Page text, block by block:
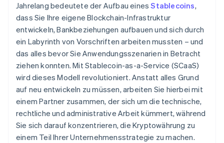
Smart Contracts und Betriebssicherheit
Laufendes Risikomanagement
Jahrelang bedeutete der Aufbau einesStablecoins,
dass Sie Ihre eigene Blockchain-Infrastruktur
entwickeln, Bankbeziehungen aufbauen und sich durch
ein Labyrinth von Vorschriften arbeiten mussten – und
das alles bevor Sie Anwendungsszenarien in Betracht
ziehen konnten. Mit Stablecoin-as-a-Service (SCaaS)
wird dieses Modell revolutioniert. Anstatt alles Grund
auf neu entwickeln zu müssen, arbeiten Sie hierbei mit
einem Partner zusammen, der sich um die technische,
rechtliche und administrative Arbeit kümmert, während
Sie sich darauf konzentrieren, die Kryptowährung zu
einem Teil Ihrer Unternehmensstrategie zu machen.